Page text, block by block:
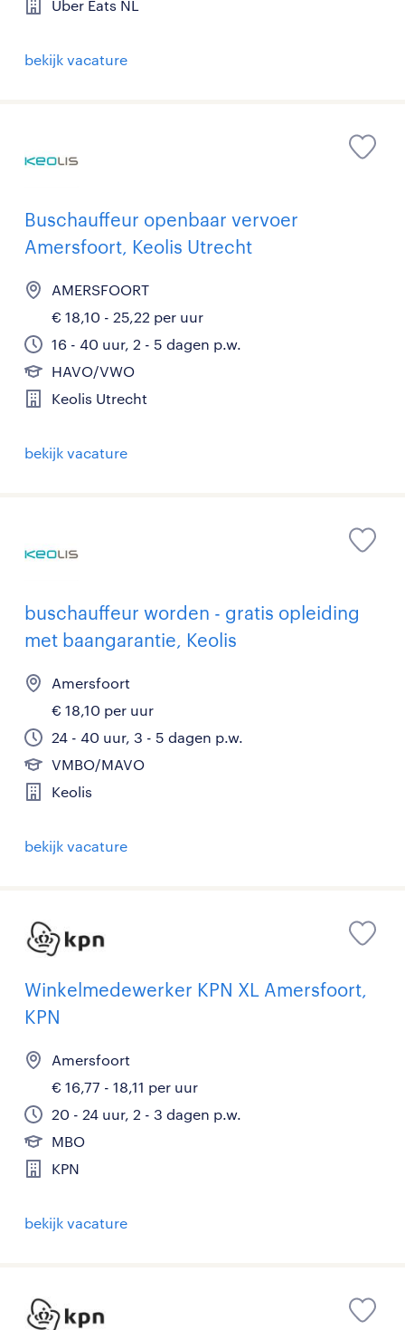
Uber Eats NL
bekijk vacature
Buschauffeur openbaar vervoer
Amersfoort, Keolis Utrecht
AMERSFOORT
€ 18,10 - 25,22 per uur
16 - 40 uur, 2 - 5 dagen p.w.
HAVO/VWO
Keolis Utrecht
bekijk vacature
buschauffeur worden - gratis opleiding
met baangarantie, Keolis
Amersfoort
€ 18,10 per uur
24 - 40 uur, 3 - 5 dagen p.w.
VMBO/MAVO
Keolis
bekijk vacature
Winkelmedewerker KPN XL Amersfoort,
KPN
Amersfoort
€ 16,77 - 18,11 per uur
20 - 24 uur, 2 - 3 dagen p.w.
MBO
KPN
bekijk vacature